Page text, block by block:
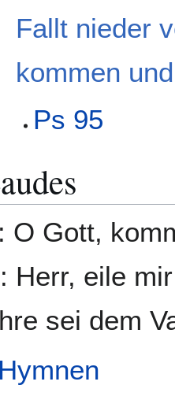
Fallt nieder
kommen
Ps 95
O Gott,
Herr, eile
sei dem
Hymnen